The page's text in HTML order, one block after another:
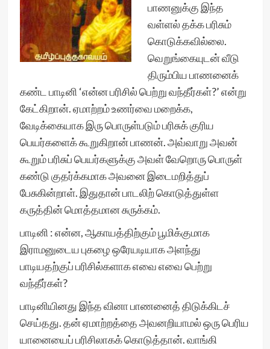
பாணனுக்கு இந்த
வள்ளல் தக்க பரிசும்
கொடுக்கவில்லை.
வெறுங்கையுடன் வீடு
திரும்பிய பாணனைக்
கண்ட பாடினி ‘என்ன பரிசில் பெற்று வந்தீர்கள்?’ என்று
கேட்கிறான். ஏமாற்றம் உணர்வை மறைக்க,
வேடிக்கையாக இரு பொருள்படும் பரிசுக் குரிய
பெயர்களைக் கூறுகிறான் பாணன். அவ்வாறு அவன்
கூறும் பரிசுப் பெயர்களுக்கு அவள் வேறொரு பொருள்
கண்டு குதர்க்கமாக அவனை இடைமறித்துப்
பேசுகின்றாள். இதுதான் பாடலிற் கொடுத்துள்ள
கருத்தின் மொத்தமான சுருக்கம்.
பாடினி : என்ன, ஆகாயத்திற்கும் பூமிக்குமாக
இராமனுடைய புகழை ஒரேயடியாக அளந்து
பாடியதற்குப் பரிசில்களாக எவை எவை பெற்று
வந்தீர்கள்?
பாடினியினது இந்த வினா பாணனைத் திடுக்கிடச்
செய்தது. தன் ஏமாற்றத்தை அவனறியாமல் ஒரு பெரிய
யானையைப் பரிசிலாகக் கொடுத்தான். வாங்கி